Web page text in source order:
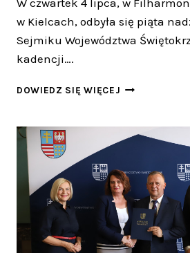
W czwartek 4 lipca, w
w Kielcach, odbyła się piąta
Sejmiku Województwa
kadencji….
DOWIEDZ SIĘ WIĘCEJ POSIEDZENIE